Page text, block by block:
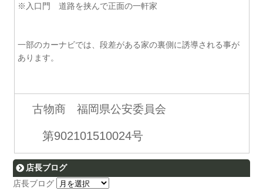
※入口門 道路を挟んで正面の一軒家
一部のカーナビでは、段差がある家の裏側に誘導される事が
あります。
古物商 福岡県公安委員会
第902101510024号
店長ブログ
店長ブログ